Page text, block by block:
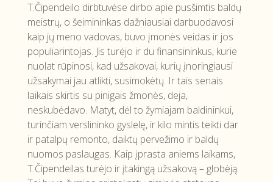
T.Čipendeilo dirbtuvėse dirbo apie pusšimtis baldų
meistrų, o šeimininkas dažniausiai darbuodavosi
kaip jų meno vadovas, buvo įmonės veidas ir jos
populiarintojas. Jis turėjo ir du finansininkus, kurie
nuolat rūpinosi, kad užsakovai, kurių įnoringiausi
užsakymai jau atlikti, susimokėtų. Ir tais senais
laikais skirtis su pinigais žmonės, deja,
neskubėdavo. Matyt, dėl to žymiajam baldininkui,
turinčiam verslininko gyslelę, ir kilo mintis teikti dar
ir patalpų remonto, daiktų pervežimo ir baldų
nuomos paslaugas. Kaip įprasta aniems laikams,
T.Čipendeilas turėjo ir įtakingą užsakovą – globėją.